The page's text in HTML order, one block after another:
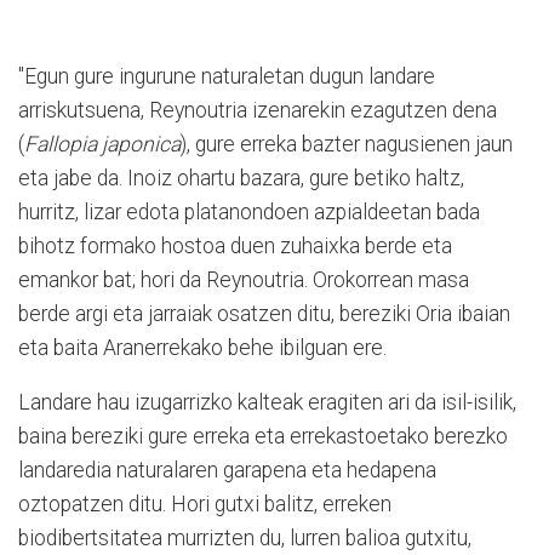
"Egun gure ingurune naturaletan dugun landare
arriskutsuena, Reynoutria izenarekin ezagutzen dena
(Fallopia japonica), gure erreka bazter nagusienen jaun
eta jabe da. Inoiz ohartu bazara, gure betiko haltz,
hurritz, lizar edota platanondoen azpialdeetan bada
bihotz formako hostoa duen zuhaixka berde eta
emankor bat; hori da Reynoutria. Orokorrean masa
berde argi eta jarraiak osatzen ditu, bereziki Oria ibaian
eta baita Aranerrekako behe ibilguan ere.
Landare hau izugarrizko kalteak eragiten ari da isil-isilik,
baina bereziki gure erreka eta errekastoetako berezko
landaredia naturalaren garapena eta hedapena
oztopatzen ditu. Hori gutxi balitz, erreken
biodibertsitatea murrizten du, lurren balioa gutxitu,